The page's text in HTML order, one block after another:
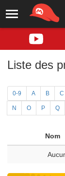
Liste des
0-9 A B C
N O P Q
Nom